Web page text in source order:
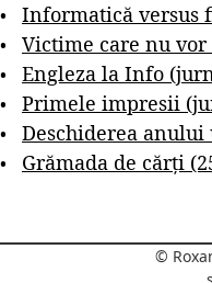
Informatică versus
Victime care nu
Engleza la Info
Primele impresii
Deschiderea
Grămada de cărți
©